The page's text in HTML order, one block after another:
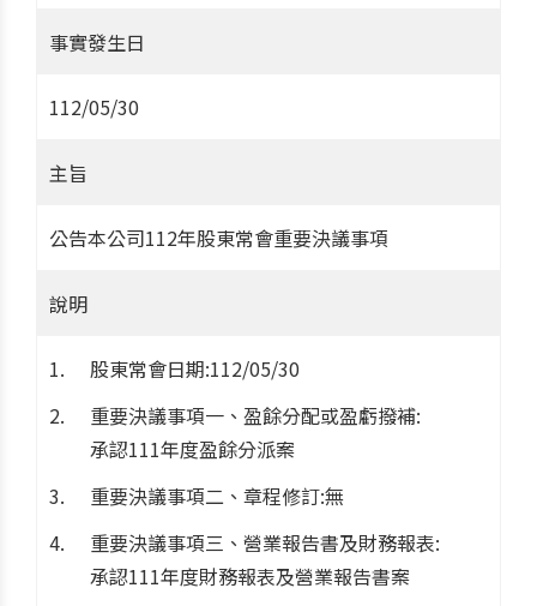
事實發生日
112/05/30
主旨
公告本公司112年股東常會重要決議事項
說明
股東常會日期:112/05/30
重要決議事項一、盈餘分配或盈虧撥補:
承認111年度盈餘分派案
重要決議事項二、章程修訂:無
重要決議事項三、營業報告書及財務報表:
承認111年度財務報表及營業報告書案